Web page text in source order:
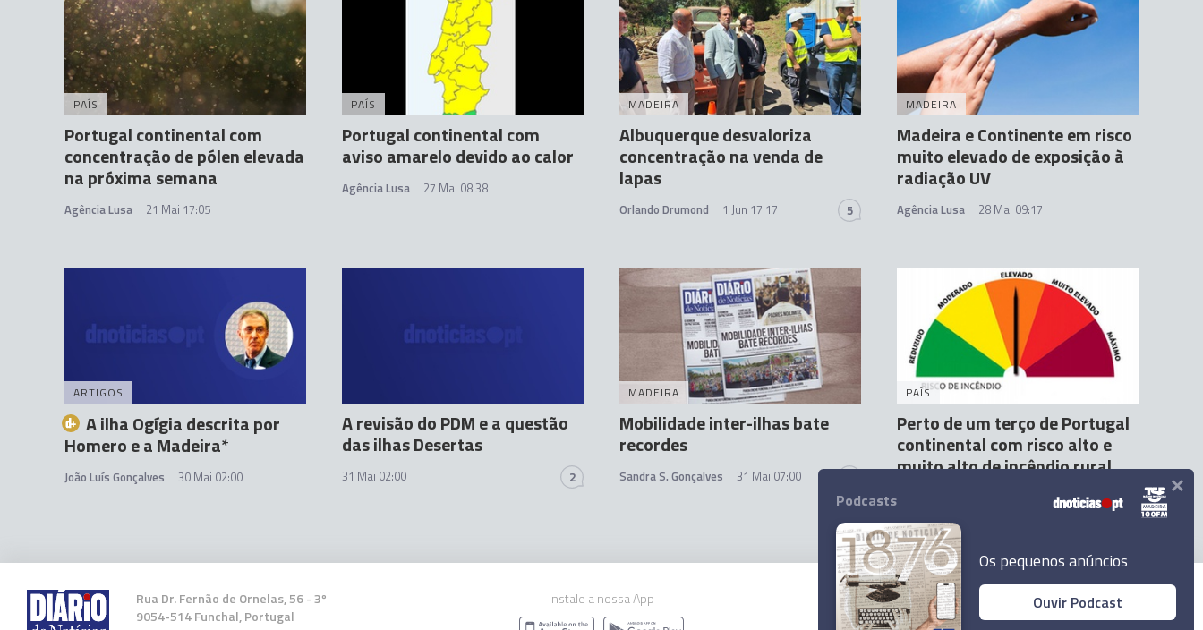
PAÍS
Portugal continental com
concentração de pólen elevada
na próxima semana
Agência Lusa 21 Mai 17:05
PAÍS
Portugal continental com
aviso amarelo devido ao calor
Agência Lusa 27 Mai 08:38
MADEIRA
Albuquerque desvaloriza
concentração na venda de
lapas
Orlando Drumond 1 Jun 17:17 5
MADEIRA
Madeira e Continente em risco
muito elevado de exposição à
radiação UV
Agência Lusa 28 Mai 09:17
ARTIGOS
A ilha Ogígia descrita por
Homero e a Madeira*
João Luís Gonçalves 30 Mai 02:00
A revisão do PDM e a questão
das ilhas Desertas
31 Mai 02:00 2
MADEIRA
Mobilidade inter-ilhas bate
recordes
Sandra S. Gonçalves 31 Mai 07:00
PAÍS
Perto de um terço de Portugal
continental com risco alto e
muito alto de incêndio rural
Rua Dr. Fernão de Ornelas, 56 - 3º
9054-514 Funchal, Portugal
Instale a nossa App
© 2026 Empresa Diário de Notícias, Lda.
Podcasts
Os pequenos anúncios
Ouvir Podcast
×